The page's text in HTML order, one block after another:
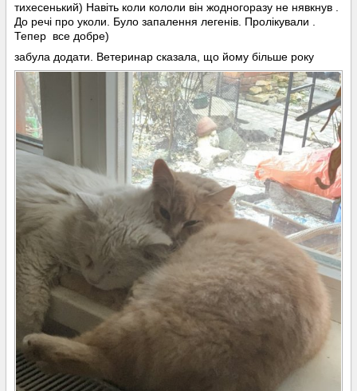
тихесенький) Навіть коли кололи він жодногоразу не нявкнув .
До речі про уколи. Було запалення легенів. Пролікували .
Тепер все добре)
забула додати. Ветеринар сказала, що йому більше року